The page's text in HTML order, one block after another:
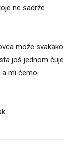
ne sadrže
može svakako
još jednom čuje
a mi ćemo